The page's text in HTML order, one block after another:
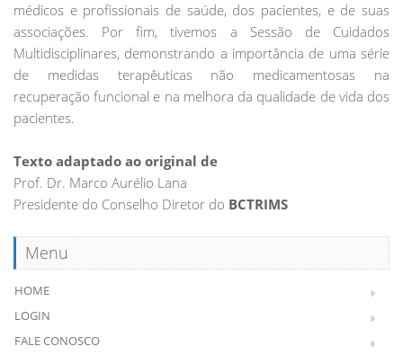
médicos e profissionais de saúde, dos pacientes, e de suas
associações. Por fim, tivemos a Sessão de Cuidados
Multidisciplinares, demonstrando a importância de uma série
de medidas terapêuticas não medicamentosas na
recuperação funcional e na melhora da qualidade de vida dos
pacientes.
Texto adaptado ao original de
Prof. Dr. Marco Aurélio Lana
Presidente do Conselho Diretor do BCTRIMS
Menu
HOME
LOGIN
FALE CONOSCO